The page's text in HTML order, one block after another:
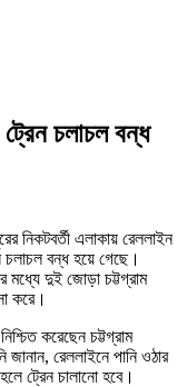
চলাচল বন্ধ
নিকটবর্তী এলাকায় রেললাইন
চলাচল বন্ধ হয়ে গেছে।
মধ্যে দুই জোড়া চট্টগ্রাম
করে।
করেছেন চট্টগ্রাম
রেললাইনে পানি ওঠার
ট্রেন চালানো হবে।